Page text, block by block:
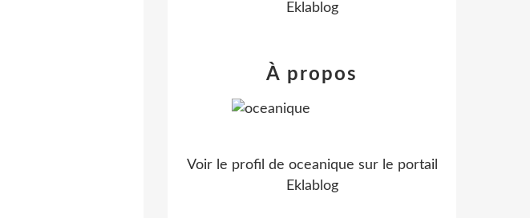
Eklablog
À propos
Voir le profil de oceanique sur le portail
Eklablog